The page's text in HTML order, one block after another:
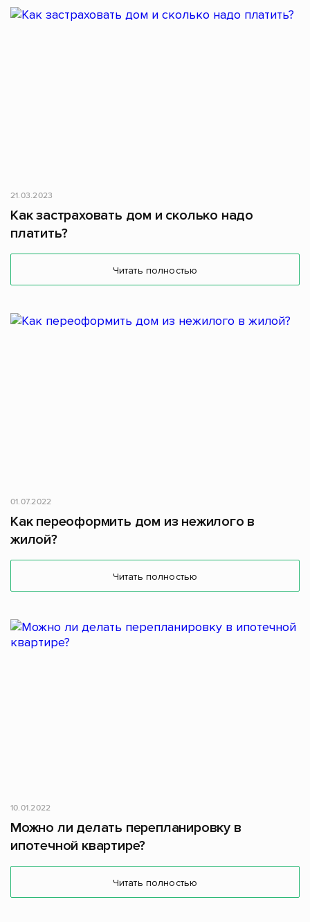
21.03.2023
Как застраховать дом и сколько надо
платить?
Читать полностью
01.07.2022
Как переоформить дом из нежилого в
жилой?
Читать полностью
10.01.2022
Можно ли делать перепланировку в
ипотечной квартире?
Читать полностью